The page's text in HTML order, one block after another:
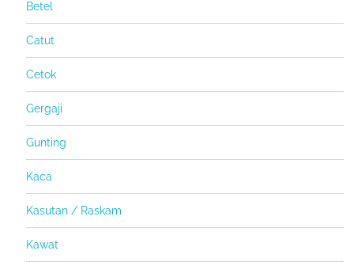
Betel
Catut
Cetok
Gergaji
Gunting
Kaca
Kasutan / Raskam
Kawat